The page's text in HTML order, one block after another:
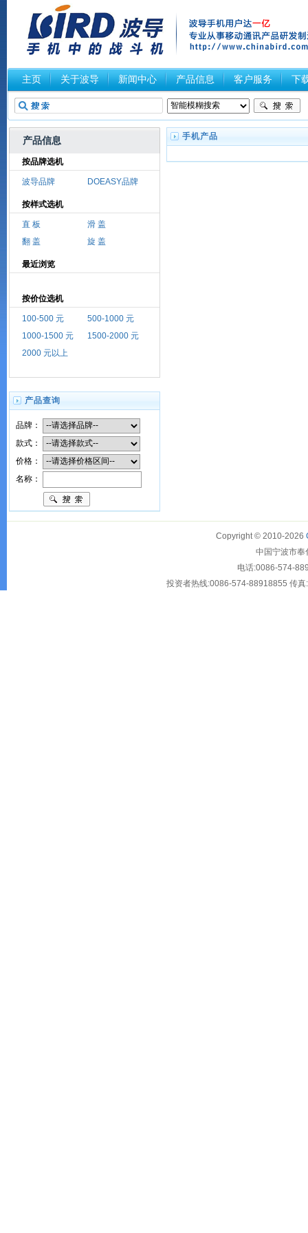
主页 关于波导 新闻中心 产品信息 客户服务 下
产品信息
按品牌选机
波导品牌 DOEASY品牌
按样式选机
直 板
滑 盖
翻 盖
旋 盖
最近浏览
按价位选机
100-500 元
500-1000 元
1000-1500 元
1500-2000 元
2000 元以上
产品查询
品牌：
款式：
价格：
名称：
手机产品
Copyright © 2010-2026
中国宁波市
电话:0086-574-
投资者热线:0086-574-88918855 传